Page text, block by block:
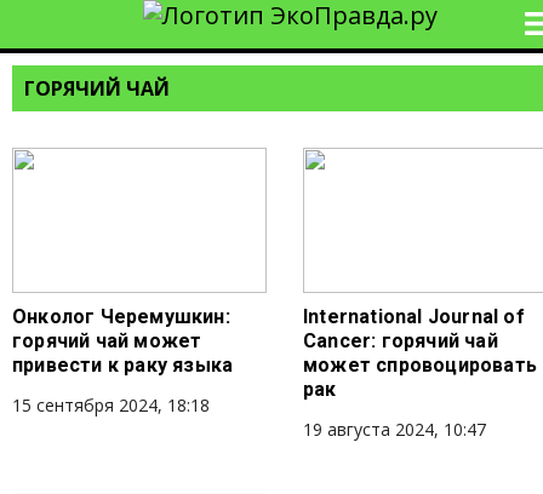
ГОРЯЧИЙ ЧАЙ
Онколог Черемушкин:
горячий чай может
привести к раку языка
15 сентября 2024, 18:18
International Journal of
Cancer: горячий чай
может спровоцировать
рак
19 августа 2024, 10:47